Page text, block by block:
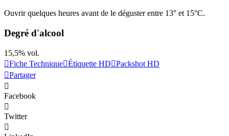
Ouvrir quelques heures avant de le déguster entre 13° et 15°C.
Degré d'alcool
15,5% vol.
Fiche Technique Étiquette HD
Packshot HD
Partager
Facebook
Twitter